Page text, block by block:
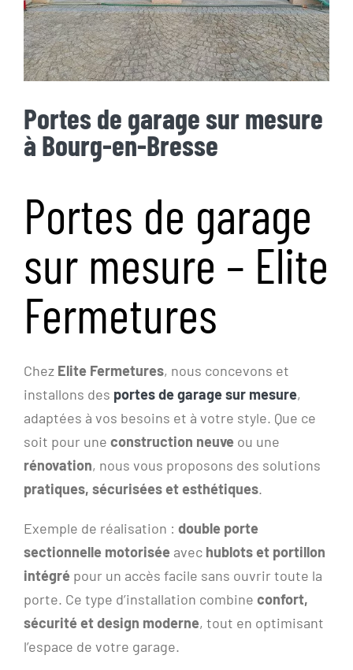
Portes de garage sur mesure
à Bourg-en-Bresse
Portes de garage
sur mesure – Elite
Fermetures
Chez Elite Fermetures, nous concevons et
installons des portes de garage sur mesure,
adaptées à vos besoins et à votre style. Que ce
soit pour une construction neuveou une
rénovation, nous vous proposons des solutions
pratiques, sécurisées et esthétiques.
Exemple de réalisation : double porte
sectionnelle motoriséeavec hublots et portillon
intégrépour un accès facile sans ouvrir toute la
porte. Ce type d’installation combine confort,
sécurité et design moderne, tout en optimisant
l’espace de votre garage.